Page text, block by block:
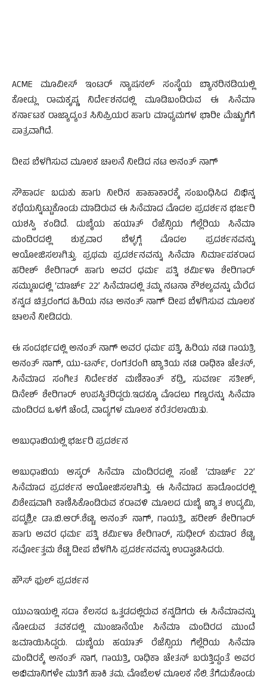
ACME ಮೂವೀಸ್ ಇಂಟರ್ ನ್ಯಾಷನಲ್ ಸಂಸ್ಥೆಯ ಬ್ಯಾನರಿನಡಿಯಲ್ಲಿ
ಕೋಡ್ಲು ರಾಮಕೃಷ್ಣ ನಿರ್ದೇಶನದಲ್ಲಿ ಮೂಡಿಬಂದಿರುವ ಈ ಸಿನೆಮಾ
ಕರ್ನಾಟಕ ರಾಜ್ಯಾದ್ಯಂತ ಸಿನಿಪ್ರಿಯರ ಹಾಗು ಮಾಧ್ಯಮಗಳ ಭಾರೀ ಮೆಚ್ಚುಗೆಗೆ
ಪಾತ್ರವಾಗಿದೆ.
ದೀಪ ಬೆಳಗಿಸುವ ಮೂಲಕ ಚಾಲನೆ ನೀಡಿದ ನಟ ಅನಂತ್ ನಾಗ್
ಸೌಹಾರ್ದ ಬದುಕು ಹಾಗು ನೀರಿನ ಹಾಹಾಕಾರಕ್ಕೆ ಸಂಬಂಧಿಸಿದ ವಿಭಿನ್ನ
ಕಥೆಯನ್ನಿಟ್ಟುಕೊಂಡು ಮಾಡಿರುವ ಈ ಸಿನೆಮಾದ ಮೊದಲ ಪ್ರದರ್ಶನ ಭರ್ಜರಿ
ಯಶಸ್ವಿ ಕಂಡಿದೆ. ದುಬೈಯ ಹಯಾತ್ ರೆಜೆನ್ಸಿಯ ಗೆಲ್ಲೆರಿಯ ಸಿನೆಮಾ
ಮಂದಿರದಲ್ಲಿ ಶುಕ್ರವಾರ ಬೆಳ್ಳಗ್ಗೆ ಮೊದಲ ಪ್ರದರ್ಶನವನ್ನು
ಆಯೋಜಿಸಲಾಗಿತ್ತು. ಪ್ರಥಮ ಪ್ರದರ್ಶನವನ್ನು ಸಿನೆಮಾ ನಿರ್ಮಾಪಕರಾದ
ಹರೀಶ್ ಶೇರಿಗಾರ್ ಹಾಗು ಅವರ ಧರ್ಮ ಪತ್ನಿ ಶರ್ಮಿಳಾ ಶೇರಿಗಾರ್
ಸಮ್ಮುಖದಲ್ಲಿ ‘ಮಾರ್ಚ್ 22’ ಸಿನೆಮಾದಲ್ಲಿ ತಮ್ಮ ನಟನಾ ಕೌಶಲ್ಯವನ್ನು ಮೆರೆದ
ಕನ್ನಡ ಚಿತ್ರರಂಗದ ಹಿರಿಯ ನಟ ಅನಂತ್ ನಾಗ್ ದೀಪ ಬೆಳಗಿಸುವ ಮೂಲಕ
ಚಾಲನೆ ನೀಡಿದರು.
ಈ ಸಂದರ್ಭದಲ್ಲಿ ಅನಂತ್ ನಾಗ್ ಅವರ ಧರ್ಮ ಪತ್ನಿ, ಹಿರಿಯ ನಟಿ ಗಾಯತ್ರಿ
ಅನಂತ್ ನಾಗ್, ಯು-ಟರ್ನ್, ರಂಗತರಂಗಿ ಖ್ಯಾತಿಯ ನಟಿ ರಾಧಿಕಾ ಚೇತನ್,
ಸಿನೆಮಾದ ಸಂಗೀತ ನಿರ್ದೇಶಕ ಮಣಿಕಾಂತ್ ಕದ್ರಿ, ಸುವರ್ಣ ಸತೀಶ್,
ದಿನೇಶ್ ಶೇರಿಗಾರ್ ಉಪಸ್ಥಿತರಿದ್ದರು.ಇದಕ್ಕೂ ಮೊದಲು ಗಣ್ಯರನ್ನು ಸಿನೆಮಾ
ಮಂದಿರದ ಒಳಗೆ ಚೆಂಡೆ, ವಾದ್ಯಗಳ ಮೂಲಕ ಕರೆತರಲಾಯಿತು.
ಅಬುಧಾಬಿಯಲ್ಲಿ ಭರ್ಜರಿ ಪ್ರದರ್ಶನ
ಅಬುಧಾಬಿಯ ಆಸ್ಕರ್ ಸಿನೆಮಾ ಮಂದಿರದಲ್ಲಿ ಸಂಜೆ ‘ಮಾರ್ಚ್ 22’
ಸಿನೆಮಾದ ಪ್ರದರ್ಶನ ಆಯೋಜಿಸಲಾಗಿತ್ತು. ಈ ಸಿನೆಮಾದ ಹಾಡೊಂದರಲ್ಲಿ
ವಿಶೇಷವಾಗಿ ಕಾಣಿಸಿಕೊಂಡಿರುವ ಕರಾವಳಿ ಮೂಲದ ದುಬೈ ಖ್ಯಾತ ಉದ್ಯಮಿ,
ಪದ್ಮಶ್ರೀ ಡಾ.ಬಿ.ಆರ್.ಶೆಟ್ಟಿ, ಅನಂತ್ ನಾಗ್, ಗಾಯತ್ರಿ, ಹರೀಶ್ ಶೇರಿಗಾರ್
ಹಾಗು ಅವರ ಧರ್ಮ ಪತ್ನಿ ಶರ್ಮಿಳಾ ಶೇರಿಗಾರ್, ಸುಧೀರ್ ಕುಮಾರ ಶೆಟ್ಟಿ,
ಸರ್ವೋತ್ತಮ ಶೆಟ್ಟಿ ದೀಪ ಬೆಳಗಿಸಿ ಪ್ರದರ್ಶನವನ್ನು ಉದ್ಘಾಟಿಸಿದರು.
ಹೌಸ್ ಫುಲ್ ಪ್ರದರ್ಶನ
ಯುಎಇಯಲ್ಲಿ ಸದಾ ಕೆಲಸದ ಒತ್ತಡದಲ್ಲಿರುವ ಕನ್ನಡಿಗರು ಈ ಸಿನೆಮಾವನ್ನು
ನೋಡುವ ತವಕದಲ್ಲಿ ಮುಂಜಾನೆಯೇ ಸಿನೆಮಾ ಮಂದಿರದ ಮುಂದೆ
ಜಮಾಯಿಸಿದ್ದರು. ದುಬೈಯ ಹಯಾತ್ ರೆಜೆನ್ಸಿಯ ಗೆಲ್ಲೆರಿಯ ಸಿನೆಮಾ
ಮಂದಿರಕ್ಕೆ ಅನಂತ್ ನಾಗ, ಗಾಯತ್ರಿ, ರಾಧಿಕಾ ಚೇತನ್ ಬರುತ್ತಿದ್ದಂತೆ ಅವರ